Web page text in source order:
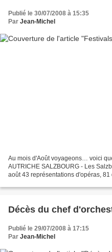
Publié le 30/07/2008 à 15:35
Par Jean-Michel
Au mois d'Août voyageons… voici
AUTRICHE SALZBOURG - Les
août 43 représentations d'opéras,
Décès du chef
Publié le 29/07/2008 à 17:15
Par Jean-Michel